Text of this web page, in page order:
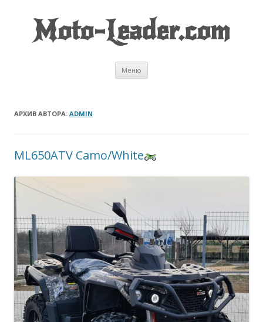
Moto-Leader.com
Меню
АРХИВ АВТОРА: ADMIN
ML650ATV Camo/White